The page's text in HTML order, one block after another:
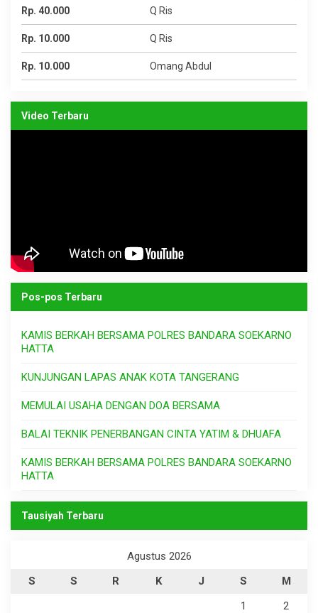
Rp. 40.000 Q Ris
Rp. 10.000 Q Ris
Rp. 10.000 Omang Abdul
Video Terbaru
Pos-pos Terbaru
KAMIS BERKAH BERSAMA POLRES BANDARA SOEKARNO
HATTA
KUNJUNGAN LAPAS ANAK KOTA TANGERANG
MEMULAI USAHA DENGAN DOA BERSAMA
BALAI TEKNIK PENERBANGAN CINTA YATIM & DHUAFA
KAMIS BERKAH BERSAMA POLRES BANDARA SOEKARNO
HATTA
Tausiyah Terbaru
Agustus 2026
S
S R K J S
M
1
2